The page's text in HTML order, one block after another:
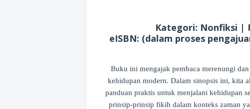
Kategori: Nonfiksi |
eISBN: (dalam proses
Buku ini mengajak pembaca merenungi
kehidupan modern. Dalam sinopsis ini, kita
panduan praktis untuk menjalani kehidupan
prinsip-prinsip fikih dalam konteks zaman